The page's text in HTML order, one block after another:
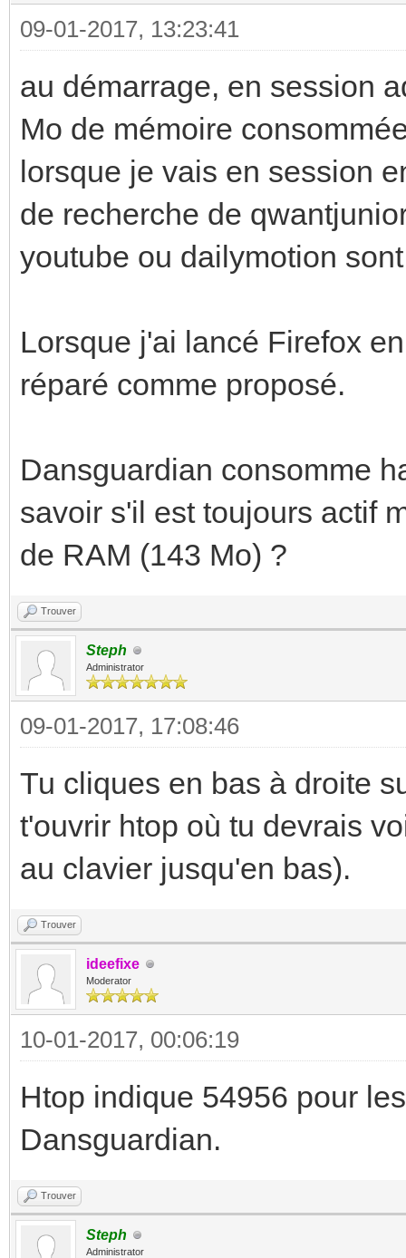
09-01-2017, 13:23:41
au démarrage, en session
Mo de mémoire
lorsque je vais en session
de recherche de
youtube ou dailymotion
Lorsque j'ai lancé Firefox
réparé comme proposé.
Dansguardian consomme
savoir s'il est toujours actif
de RAM (143 Mo) ?
Trouver
Steph
Administrator
09-01-2017, 17:08:46
Tu cliques en bas à droite
t'ouvrir htop où tu devrais
au clavier jusqu'en bas).
Trouver
ideefixe
Moderator
10-01-2017, 00:06:19
Htop indique 54956 pour
Dansguardian.
Trouver
Steph
Administrator